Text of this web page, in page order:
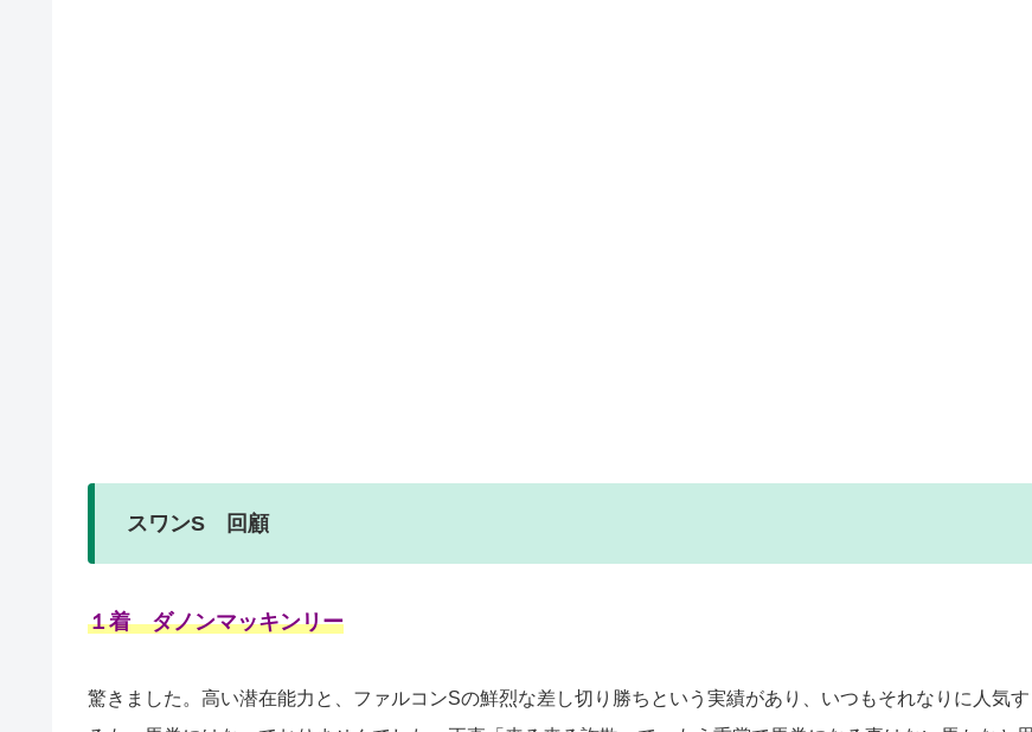
スワンS 回顧
１着 ダノンマッキンリー
驚きました。高い潜在能力と、ファルコンSの鮮烈な差し切り勝ちという実績があり、いつもそれなりに人気す